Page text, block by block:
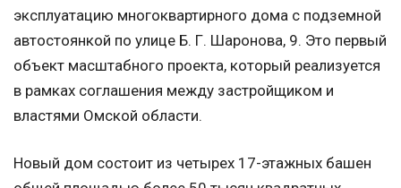
эксплуатацию многоквартирного дома с подземной
автостоянкой по улице Б. Г. Шаронова, 9. Это первый
объект масштабного проекта, который реализуется
в рамках соглашения между застройщиком и
властями Омской области.
Новый дом состоит из четырех 17-этажных башен